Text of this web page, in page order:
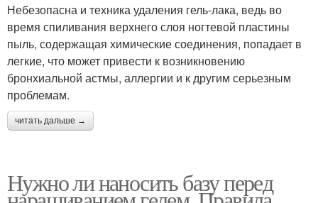
Небезопасна и техника удаления гель-лака, ведь во
время спиливания верхнего слоя ногтевой пластины
пыль, содержащая химические соединения, попадает в
легкие, что может привести к возникновению
бронхиальной астмы, аллергии и к другим серьезным
проблемам.
читать дальше →
Нужно ли наносить базу перед